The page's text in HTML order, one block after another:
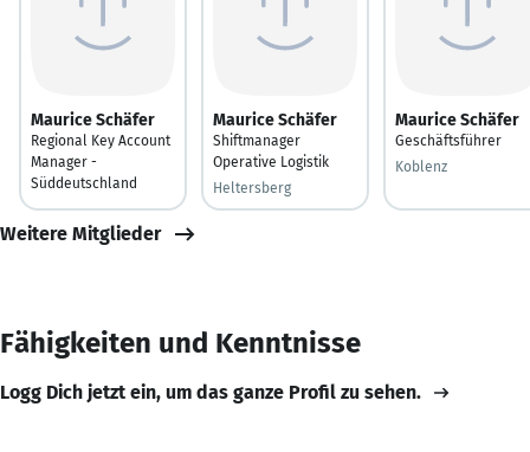
Maurice Schäfer
Regional Key Account
Manager -
Süddeutschland
Maurice Schäfer
Shiftmanager
Operative Logistik
Heltersberg
Maurice Schäfer
Geschäftsführer
Koblenz
Weitere Mitglieder
Fähigkeiten und Kenntnisse
Logg Dich jetzt ein, um das ganze Profil zu sehen.